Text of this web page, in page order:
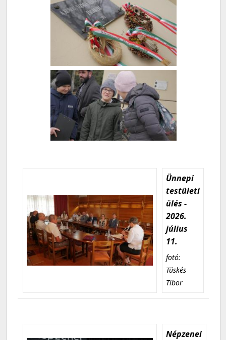
Ünnepi
testületi
ülés -
2026.
július
11.
fotó:
Tüskés
Tibor
Népzenei